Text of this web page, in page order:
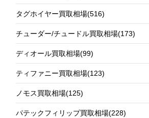
タグホイヤー買取相場(516)
チューダー/チュードル買取相場(173)
ディオール買取相場(99)
ティファニー買取相場(123)
ノモス買取相場(125)
パテックフィリップ買取相場(228)